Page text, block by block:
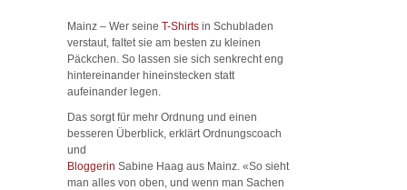
Mainz – Wer seine T-Shirts in Schubladen
verstaut, faltet sie am besten zu kleinen
Päckchen. So lassen sie sich senkrecht eng
hintereinander hineinstecken statt
aufeinander legen.
Das sorgt für mehr Ordnung und einen
besseren Überblick, erklärt Ordnungscoach
und
Bloggerin Sabine Haag aus Mainz. «So sieht
man alles von oben, und wenn man Sachen